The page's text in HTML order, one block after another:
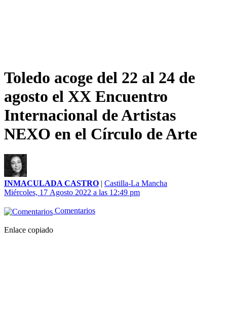
Toledo acoge del 22 al 24 de
agosto el XX Encuentro
Internacional de Artistas
NEXO en el Círculo de Arte
INMACULADA CASTRO | Castilla-La Mancha
Miércoles, 17 Agosto 2022 a las 12:49 pm
Comentarios
Enlace copiado